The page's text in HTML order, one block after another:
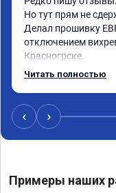
Но тут прям не
Делал прошивку
отключением
Красногрске.
Все прошло
вихревых
до удаления их
сейчас.
Читать полностью
‹ ›
Примеры наших